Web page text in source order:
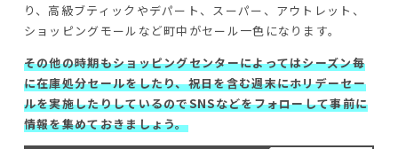
り、高級ブティックやデパート、スーパー、アウトレット、
ショッピングモールなど町中がセール一色になります。
その他の時期もショッピングセンターによってはシーズン毎
に在庫処分セールをしたり、祝日を含む週末にホリデーセー
ルを実施したりしているのでSNSなどをフォローして事前に
情報を集めておきましょう。